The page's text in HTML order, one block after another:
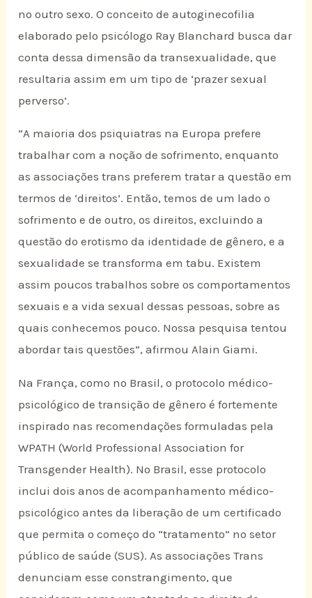
no outro sexo. O conceito de autoginecofilia
elaborado pelo psicólogo Ray Blanchard busca dar
conta dessa dimensão da transexualidade, que
resultaria assim em um tipo de ‘prazer sexual
perverso’.
“A maioria dos psiquiatras na Europa prefere
trabalhar com a noção de sofrimento, enquanto
as associações trans preferem tratar a questão em
termos de ‘direitos’. Então, temos de um lado o
sofrimento e de outro, os direitos, excluindo a
questão do erotismo da identidade de gênero, e a
sexualidade se transforma em tabu. Existem
assim poucos trabalhos sobre os comportamentos
sexuais e a vida sexual dessas pessoas, sobre as
quais conhecemos pouco. Nossa pesquisa tentou
abordar tais questões”, afirmou Alain Giami.
Na França, como no Brasil, o protocolo médico-
psicológico de transição de gênero é fortemente
inspirado nas recomendações formuladas pela
WPATH (World Professional Association for
Transgender Health). No Brasil, esse protocolo
inclui dois anos de acompanhamento médico-
psicológico antes da liberação de um certificado
que permita o começo do “tratamento” no setor
público de saúde (SUS). As associações Trans
denunciam esse constrangimento, que